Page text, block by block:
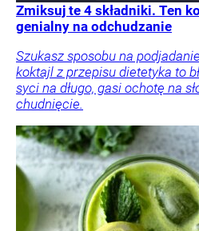
Zmiksuj te 4 składniki. Ten
genialny na odchudzanie
Szukasz sposobu na
koktajl z przepisu dietetyka to
syci na długo, gasi ochotę na
chudnięcie.